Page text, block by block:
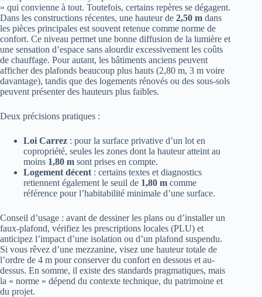
» qui convienne à tout. Toutefois, certains repères se dégagent.
Dans les constructions récentes, une hauteur de 2,50 m dans
les pièces principales est souvent retenue comme norme de
confort. Ce niveau permet une bonne diffusion de la lumière et
une sensation d’espace sans alourdir excessivement les coûts
de chauffage. Pour autant, les bâtiments anciens peuvent
afficher des plafonds beaucoup plus hauts (2,80 m, 3 m voire
davantage), tandis que des logements rénovés ou des sous-sols
peuvent présenter des hauteurs plus faibles.
Deux précisions pratiques :
Loi Carrez : pour la surface privative d’un lot en
copropriété, seules les zones dont la hauteur atteint au
moins 1,80 m sont prises en compte.
Logement décent : certains textes et diagnostics
retiennent également le seuil de 1,80 m comme
référence pour l’habitabilité minimale d’une surface.
Conseil d’usage : avant de dessiner les plans ou d’installer un
faux-plafond, vérifiez les prescriptions locales (PLU) et
anticipez l’impact d’une isolation ou d’un plafond suspendu.
Si vous rêvez d’une mezzanine, visez une hauteur totale de
l’ordre de 4 m pour conserver du confort en dessous et au-
dessus. En somme, il existe des standards pragmatiques, mais
la « norme » dépend du contexte technique, du patrimoine et
du projet.